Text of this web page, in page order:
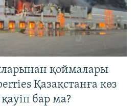
қоймалары
Қазақстанға көз
бар ма?